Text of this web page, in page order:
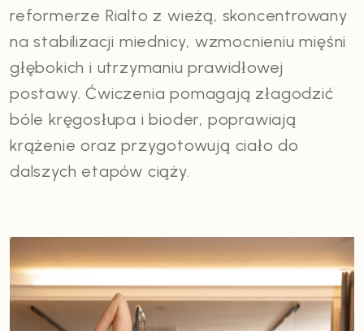
reformerze Rialto z wieżą, skoncentrowany
na stabilizacji miednicy, wzmocnieniu mięśni
głębokich i utrzymaniu prawidłowej
postawy. Ćwiczenia pomagają złagodzić
bóle kręgosłupa i bioder, poprawiają
krążenie oraz przygotowują ciało do
dalszych etapów ciąży.